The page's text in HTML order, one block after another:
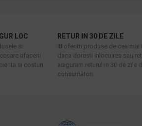
LOC
si
afacerii
si costuri
RETUR IN 30 DE ZILE
Iti oferim produse de cea mai
daca doresti inlocuirea sau
asiguram returul in 30 de zile
consumatori.